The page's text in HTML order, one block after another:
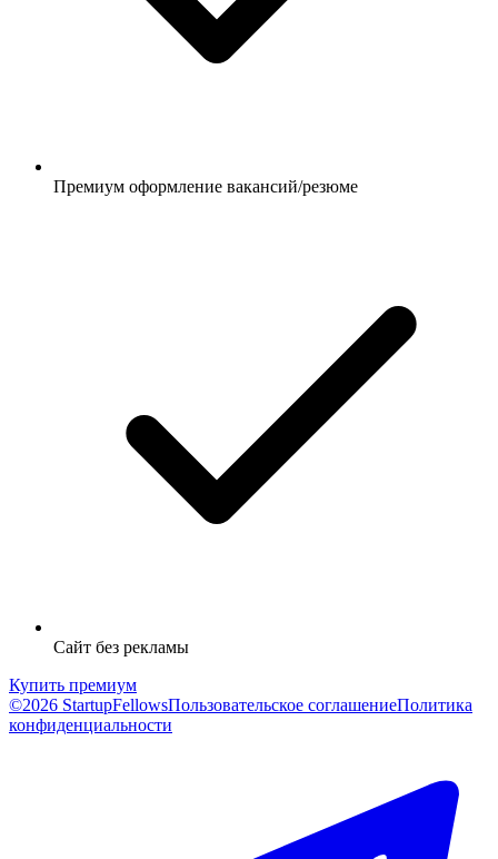
Премиум оформление вакансий/резюме
Сайт без рекламы
Купить премиум
©2026 StartupFellowsПользовательское соглашениеПолитика
конфиденциальности